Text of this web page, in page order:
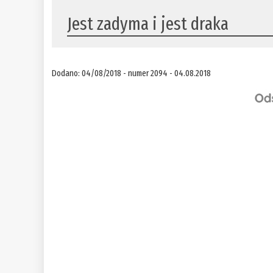
Jest zadyma i jest draka
Dodano: 04/08/2018 - numer 2094 - 04.08.2018